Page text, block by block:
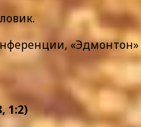
«Эдмонтон»
1:2)